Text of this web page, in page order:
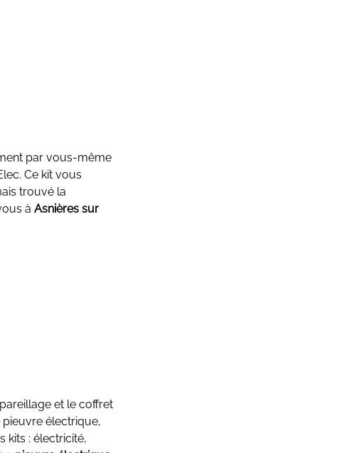
par vous-même
Ce kit vous
trouvé la
à Asnières sur
et le coffret
électrique,
kits : électricité,